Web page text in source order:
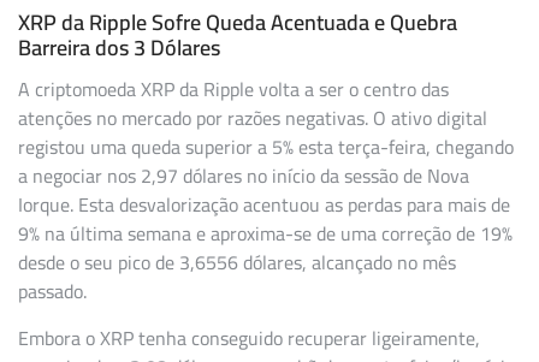
XRP da Ripple Sofre Queda Acentuada e Quebra
Barreira dos 3 Dólares
A criptomoeda XRP da Ripple volta a ser o centro das
atenções no mercado por razões negativas. O ativo digital
registou uma queda superior a 5% esta terça-feira, chegando
a negociar nos 2,97 dólares no início da sessão de Nova
Iorque. Esta desvalorização acentuou as perdas para mais de
9% na última semana e aproxima-se de uma correção de 19%
desde o seu pico de 3,6556 dólares, alcançado no mês
passado.
Embora o XRP tenha conseguido recuperar ligeiramente,